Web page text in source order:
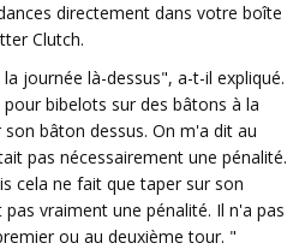
directement dans votre boîte
Clutch.
journée là-dessus", a-t-il expliqué.
bibelots sur des bâtons à la
bâton dessus. On m'a dit au
pas nécessairement une pénalité.
cela ne fait que taper sur son
vraiment une pénalité. Il n'a pas
ou au deuxième tour. "